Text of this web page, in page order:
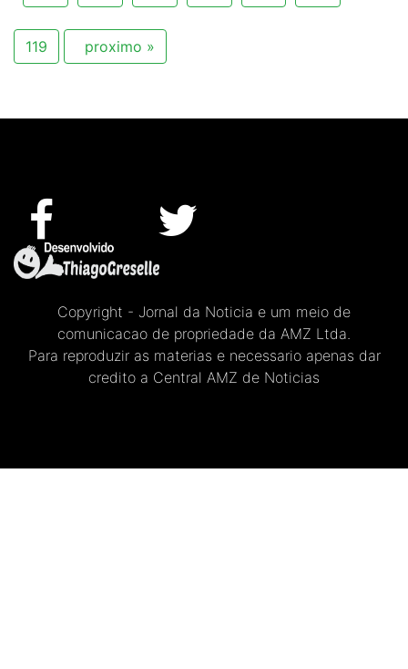
119 proximo »
Copyright - Jornal da Noticia e um meio de
comunicacao de propriedade da AMZ Ltda.
Para reproduzir as materias e necessario apenas dar
credito a Central AMZ de Noticias